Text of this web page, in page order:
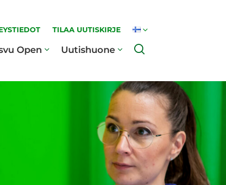
TILAA UUTISKIRJE
Open Uutishuone